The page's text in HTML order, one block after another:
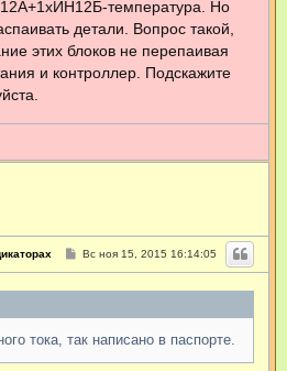
температура. Но
детали. Вопрос такой,
этих блоков не перепаивая
и контроллер. Подскажите
С
б
е
и
Вс ноя 15, 2015 16:14:05
тока, так написано в паспорте.